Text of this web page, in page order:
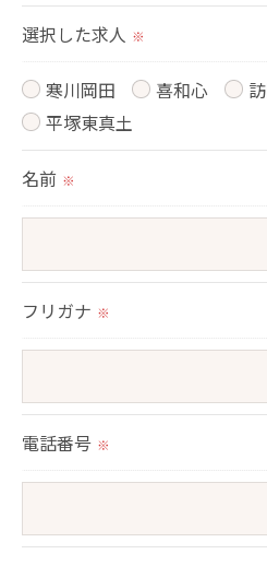
＜個人情報の安全管理＞
当社では、個人情報の漏洩
切に安全管理対策を実施し
＜個人情報を与えなかった
必要な情報を頂けない場合は
のサービスをご提供できな
＜個人情報の開示･訂正・削
用停止の手続を定めさせて
ご本人である事を確認のうえ
きにつきましては、お電話
選択した求人 ※
寒川岡田 喜和心
平塚東真土
名前 ※
フリガナ ※
電話番号 ※